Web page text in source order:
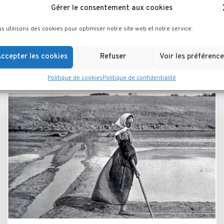
Gérer le consentement aux cookies
utilisons des cookies pour optimiser notre site web et notre service.
les cookies Refuser Voir les
Politique de cookiesPolitique de confidentialité
articles dans cette